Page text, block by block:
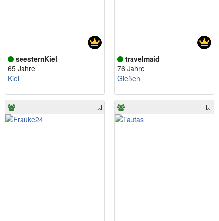
seesternKiel
65 Jahre
Kiel
travelmaid
76 Jahre
Gießen